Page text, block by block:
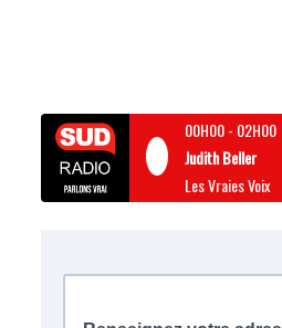
00H00- 02H00
Judith Beller
Les Vraies Voix